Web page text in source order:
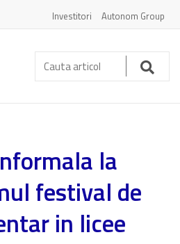
Investitori Autonom Group
Cauta
articol:
la
festival de
in licee